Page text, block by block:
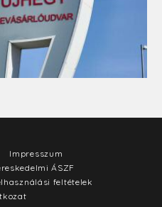
Impresszum
ÁSZF
feltételek